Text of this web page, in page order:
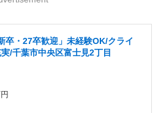
卒・27卒歓迎」未経験OK/クライ
/千葉市中央区富士見2丁目